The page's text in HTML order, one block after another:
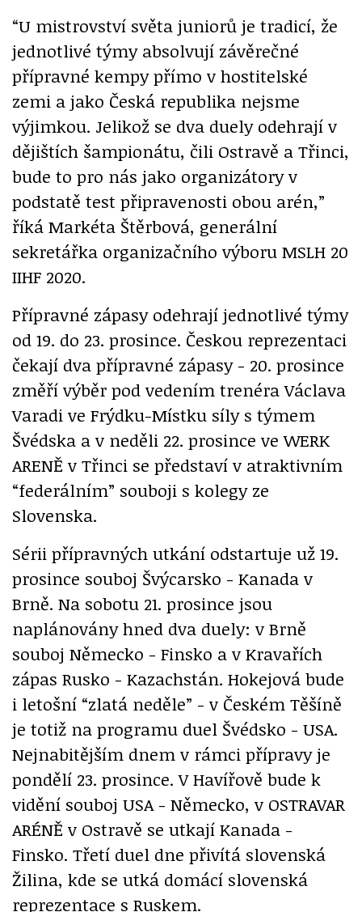
“U mistrovství světa juniorů je tradicí, že
jednotlivé týmy absolvují závěrečné
přípravné kempy přímo v hostitelské
zemi a jako Česká republika nejsme
výjimkou. Jelikož se dva duely odehrají v
dějištích šampionátu, čili Ostravě a Třinci,
bude to pro nás jako organizátory v
podstatě test připravenosti obou arén,”
říká Markéta Štěrbová, generální
sekretářka organizačního výboru MSLH 20
IIHF 2020.
Přípravné zápasy odehrají jednotlivé týmy
od 19. do 23. prosince. Českou reprezentaci
čekají dva přípravné zápasy - 20. prosince
změří výběr pod vedením trenéra Václava
Varadi ve Frýdku-Místku síly s týmem
Švédska a v neděli 22. prosince ve WERK
ARENĚ v Třinci se představí v atraktivním
“federálním” souboji s kolegy ze
Slovenska.
Sérii přípravných utkání odstartuje už 19.
prosince souboj Švýcarsko - Kanada v
Brně. Na sobotu 21. prosince jsou
naplánovány hned dva duely: v Brně
souboj Německo - Finsko a v Kravařích
zápas Rusko - Kazachstán. Hokejová bude
i letošní “zlatá neděle” - v Českém Těšíně
je totiž na programu duel Švédsko - USA.
Nejnabitějším dnem v rámci přípravy je
pondělí 23. prosince. V Havířově bude k
vidění souboj USA - Německo, v OSTRAVAR
ARÉNĚ v Ostravě se utkají Kanada -
Finsko. Třetí duel dne přivítá slovenská
Žilina, kde se utká domácí slovenská
reprezentace s Ruskem.